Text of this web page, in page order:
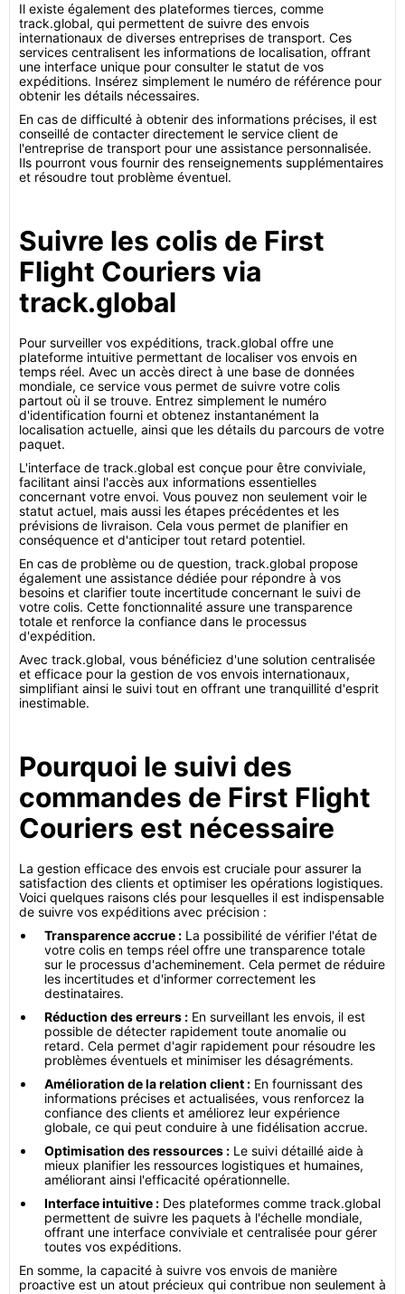
Il existe également des plateformes tierces, comme
track.global, qui permettent de suivre des envois
internationaux de diverses entreprises de transport. Ces
services centralisent les informations de localisation, offrant
une interface unique pour consulter le statut de vos
expéditions. Insérez simplement le numéro de référence pour
obtenir les détails nécessaires.
En cas de difficulté à obtenir des informations précises, il est
conseillé de contacter directement le service client de
l'entreprise de transport pour une assistance personnalisée.
Ils pourront vous fournir des renseignements supplémentaires
et résoudre tout problème éventuel.
Suivre les colis de First
Flight Couriers via
track.global
Pour surveiller vos expéditions, track.global offre une
plateforme intuitive permettant de localiser vos envois en
temps réel. Avec un accès direct à une base de données
mondiale, ce service vous permet de suivre votre colis
partout où il se trouve. Entrez simplement le numéro
d'identification fourni et obtenez instantanément la
localisation actuelle, ainsi que les détails du parcours de votre
paquet.
L'interface de track.global est conçue pour être conviviale,
facilitant ainsi l'accès aux informations essentielles
concernant votre envoi. Vous pouvez non seulement voir le
statut actuel, mais aussi les étapes précédentes et les
prévisions de livraison. Cela vous permet de planifier en
conséquence et d'anticiper tout retard potentiel.
En cas de problème ou de question, track.global propose
également une assistance dédiée pour répondre à vos
besoins et clarifier toute incertitude concernant le suivi de
votre colis. Cette fonctionnalité assure une transparence
totale et renforce la confiance dans le processus
d'expédition.
Avec track.global, vous bénéficiez d'une solution centralisée
et efficace pour la gestion de vos envois internationaux,
simplifiant ainsi le suivi tout en offrant une tranquillité d'esprit
inestimable.
Pourquoi le suivi des
commandes de First Flight
Couriers est nécessaire
La gestion efficace des envois est cruciale pour assurer la
satisfaction des clients et optimiser les opérations logistiques.
Voici quelques raisons clés pour lesquelles il est indispensable
de suivre vos expéditions avec précision :
Transparence accrue : La possibilité de vérifier l'état de
votre colis en temps réel offre une transparence totale
sur le processus d'acheminement. Cela permet de réduire
les incertitudes et d'informer correctement les
destinataires.
Réduction des erreurs : En surveillant les envois, il est
possible de détecter rapidement toute anomalie ou
retard. Cela permet d'agir rapidement pour résoudre les
problèmes éventuels et minimiser les désagréments.
Amélioration de la relation client : En fournissant des
informations précises et actualisées, vous renforcez la
confiance des clients et améliorez leur expérience
globale, ce qui peut conduire à une fidélisation accrue.
Optimisation des ressources : Le suivi détaillé aide à
mieux planifier les ressources logistiques et humaines,
améliorant ainsi l'efficacité opérationnelle.
Interface intuitive : Des plateformes comme track.global
permettent de suivre les paquets à l'échelle mondiale,
offrant une interface conviviale et centralisée pour gérer
toutes vos expéditions.
En somme, la capacité à suivre vos envois de manière
proactive est un atout précieux qui contribue non seulement à